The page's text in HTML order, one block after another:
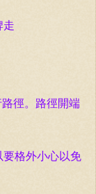
走
徑。路徑開端
格外小心以免